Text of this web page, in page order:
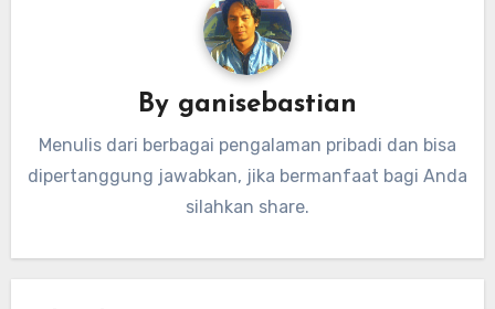
By ganisebastian
Menulis dari berbagai pengalaman pribadi dan bisa
dipertanggung jawabkan, jika bermanfaat bagi Anda
silahkan share.